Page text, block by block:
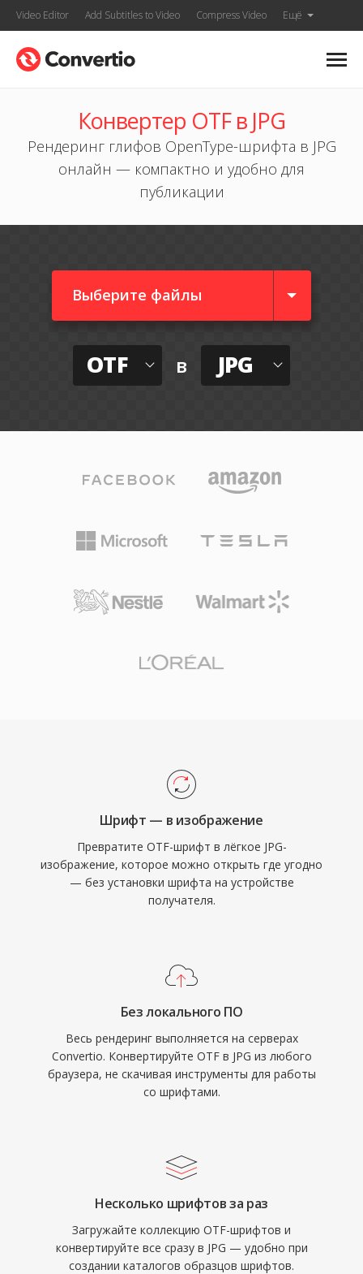
Video Editor Add Subtitles to Video Compress Video Ещё
Конвертер OTF в JPG
Рендеринг глифов OpenType-шрифта в JPG
онлайн — компактно и удобно для
публикации
Выберите файлы
OTF в JPG
Шрифт — в изображение
Превратите OTF-шрифт в лёгкое JPG-
изображение, которое можно открыть где угодно
— без установки шрифта на устройстве
получателя.
Без локального ПО
Весь рендеринг выполняется на серверах
Convertio. Конвертируйте OTF в JPG из любого
браузера, не скачивая инструменты для работы
со шрифтами.
Несколько шрифтов за раз
Загружайте коллекцию OTF-шрифтов и
конвертируйте все сразу в JPG — удобно при
создании каталогов образцов шрифтов.